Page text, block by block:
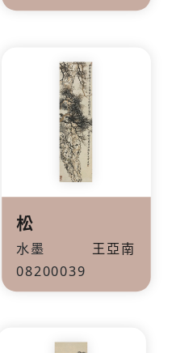
松
水墨
王亞南
08200039